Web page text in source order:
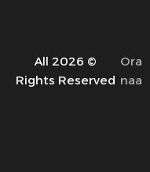
Ora
naa
© 2026 All
Rights Reserved